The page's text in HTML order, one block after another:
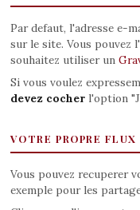
Par defaut, l'adresse e-
sur le site. Vous pouvez
souhaitez utiliser un
Si vous voulez
devez cocherl'option
VOTRE PROPRE FLUX
Vous pouvez recuperer
exemple pour les